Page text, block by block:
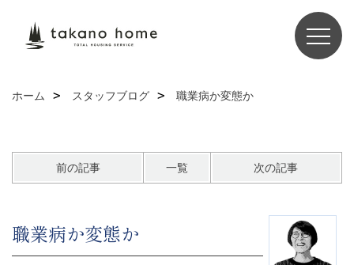
ホーム スタッフブログ 職業病か変態か
前の記事 一覧 次の記事
職業病か変態か